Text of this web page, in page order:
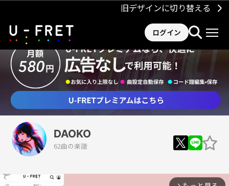
旧デザインに切り替える
ログイン
DAOKO
62曲の楽譜